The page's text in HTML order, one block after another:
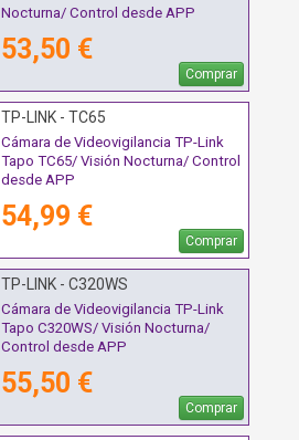
Nocturna/ Control desde APP
53,50 €
Comprar
TP-LINK - TC65
Cámara de Videovigilancia TP-Link
Tapo TC65/ Visión Nocturna/ Control
desde APP
54,99 €
Comprar
TP-LINK - C320WS
Cámara de Videovigilancia TP-Link
Tapo C320WS/ Visión Nocturna/
Control desde APP
55,50 €
Comprar